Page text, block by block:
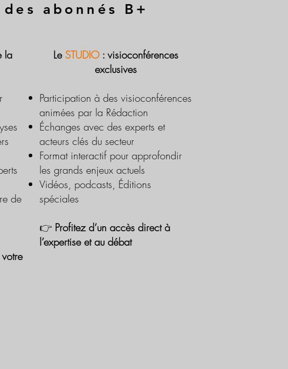
abonnés B+
la
de
Le STUDIO : visioconférences
exclusives
Participation à des visioconférences
animées par la Rédaction
Échanges avec des experts et
acteurs clés du secteur
Format interactif pour approfondir
les grands enjeux actuels
Vidéos, podcasts, Éditions
spéciales
👉 Profitez d’un accès direct à
l’expertise et au débat